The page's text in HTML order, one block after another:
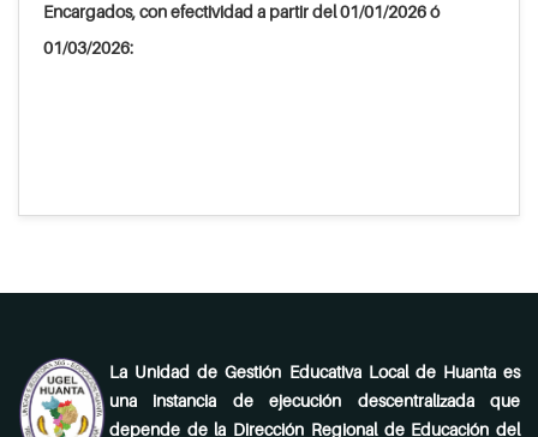
Encargados, con efectividad a partir del 01/01/2026 ó
01/03/2026:
La Unidad de Gestión Educativa Local de Huanta es
una instancia de ejecución descentralizada que
depende de la Dirección Regional de Educación del